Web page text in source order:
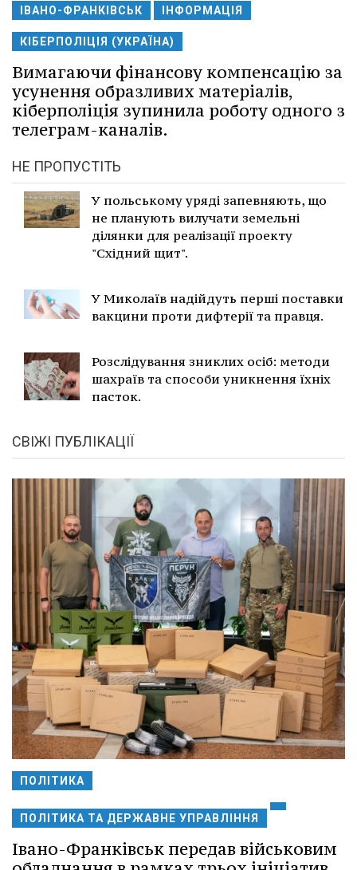
ІВАНО-ФРАНКІВСЬК ІНФОРМАЦІЯ
КІБЕРПОЛІЦІЯ (УКРАЇНА)
Вимагаючи фінансову компенсацію за
усунення образливих матеріалів,
кіберполіція зупинила роботу одного з
телеграм-каналів.
НЕ ПРОПУСТІТЬ
У польському уряді запевняють, що
не планують вилучати земельні
ділянки для реалізації проекту
"Східний щит".
У Миколаїв надійдуть перші поставки
вакцини проти дифтерії та правця.
Розслідування зниклих осіб: методи
шахраїв та способи уникнення їхніх
пасток.
СВІЖІ ПУБЛІКАЦІЇ
ПОЛІТИКА
ПОЛІТИКА ТА ДЕРЖАВНЕ УПРАВЛІННЯ
Івано-Франківськ передав військовим